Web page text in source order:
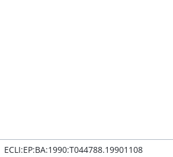
ECLI:EP:BA:1990:T044788.19901108